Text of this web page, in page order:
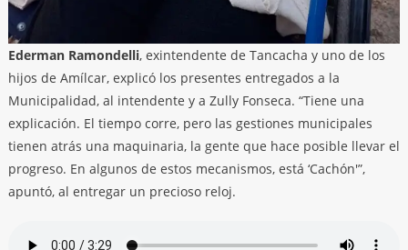
Ederman Ramondelli, exintendente de Tancacha y uno de los
hijos de Amílcar, explicó los presentes entregados a la
Municipalidad, al intendente y a Zully Fonseca. “Tiene una
explicación. El tiempo corre, pero las gestiones municipales
tienen atrás una maquinaria, la gente que hace posible llevar el
progreso. En algunos de estos mecanismos, está ‘Cachón'”,
apuntó, al entregar un precioso reloj.